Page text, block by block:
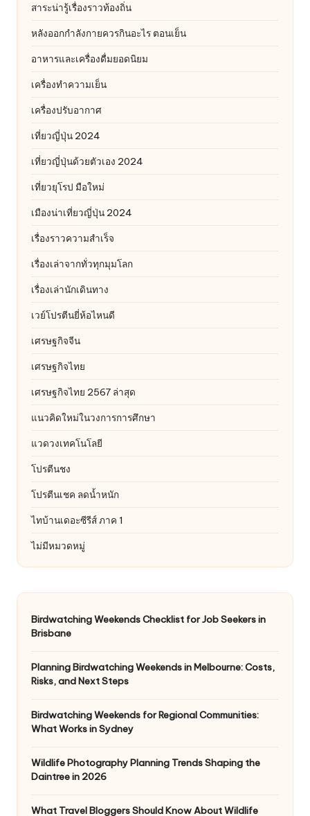
สาระน่ารู้เรื่องราวท้องถิ่น
หลังออกกําลังกายควรกินอะไร ตอนเย็น
อาหารและเครื่องดื่มยอดนิยม
เครื่องทำความเย็น
เครื่องปรับอากาศ
เที่ยวญี่ปุ่น 2024
เที่ยวญี่ปุ่นด้วยตัวเอง 2024
เที่ยวยุโรป มือใหม่
เมืองน่าเที่ยวญี่ปุ่น 2024
เรื่องราวความสำเร็จ
เรื่องเล่าจากทั่วทุกมุมโลก
เรื่องเล่านักเดินทาง
เวย์โปรตีนยี่ห้อไหนดี
เศรษฐกิจจีน
เศรษฐกิจไทย
เศรษฐกิจไทย 2567 ล่าสุด
แนวคิดใหม่ในวงการการศึกษา
แวดวงเทคโนโลยี
โปรตีนชง
โปรตีนเชค ลดน้ำหนัก
ไทบ้านเดอะซีรีส์ ภาค 1
ไม่มีหมวดหมู่
Birdwatching Weekends Checklist for Job Seekers in
Brisbane
Planning Birdwatching Weekends in Melbourne: Costs,
Risks, and Next Steps
Birdwatching Weekends for Regional Communities:
What Works in Sydney
Wildlife Photography Planning Trends Shaping the
Daintree in 2026
What Travel Bloggers Should Know About Wildlife